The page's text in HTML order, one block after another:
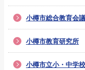
小樽市総合教育会議
小樽市教育研究所
小樽市立小・中学